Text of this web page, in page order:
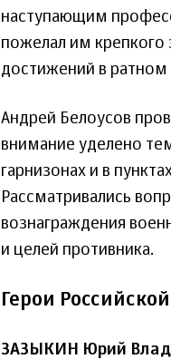
наступающим
пожелал им крепкого
достижений в ратном
Андрей Белоусов
внимание уделено
гарнизонах и в
Рассматривались
вознаграждения
и целей противника.
Герои
ЗАЗЫКИН Юрий